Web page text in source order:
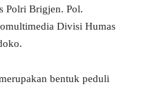
Polri Brigjen. Pol.
Divisi Humas
bentuk peduli